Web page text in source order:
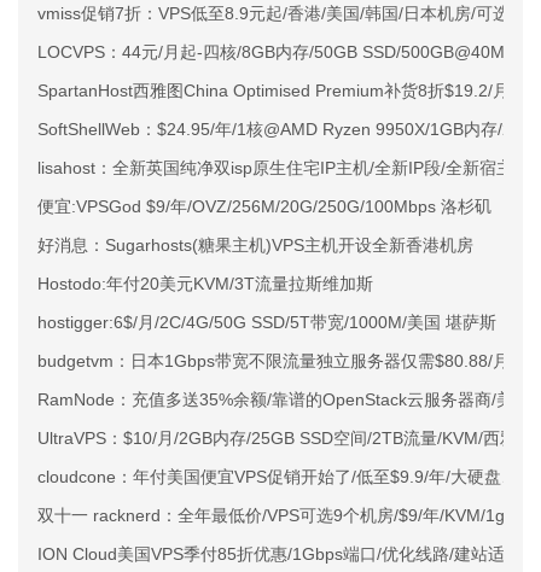
vmiss促销7折：VPS低至8.9元起/香港/美国/韩国/日本机房/可选
LOCVPS：44元/月起-四核/8GB内存/50GB SSD/
SpartanHost西雅图China Optimised Premium补货8折$19.2/月起
SoftShellWeb：$24.95/年/1核@AMD Ryzen 9950X/1GB内存/
lisahost：全新英国纯净双isp原生住宅IP主机/全新IP段/全新宿主机
便宜:VPSGod $9/年/OVZ/256M/20G/250G/100Mbps 洛杉矶
好消息：Sugarhosts(糖果主机)VPS主机开设全新香港机房
Hostodo:年付20美元KVM/3T流量拉斯维加斯
hostigger:6$/月/2C/4G/50G SSD/5T带宽/1000M/美国 堪萨斯
budgetvm：日本1Gbps带宽不限流量独立服务器仅需$80.88/月
RamNode：充值多送35%余额/靠谱的OpenStack云服务器商/美国/
UltraVPS：$10/月/2GB内存/25GB SSD空间/2TB流量/KVM/西雅图
cloudcone：年付美国便宜VPS促销开始了/低至$9.9/年/大硬盘、高
双十一 racknerd：全年最低价/VPS可选9个机房/$9/年/KVM/1g内
ION Cloud美国VPS季付85折优惠/1Gbps端口/优化线路/建站适合